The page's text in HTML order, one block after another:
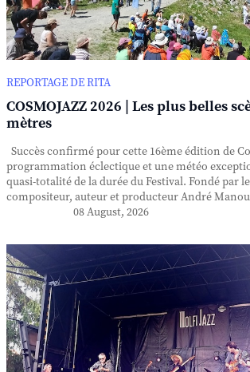
REPORTAGE DE RITA
COSMOJAZZ 2026 | Les plus belles
mètres
Succès confirmé pour cette 16ème édition de
programmation éclectique et une météo
quasi-totalité de la durée du Festival. Fondé par
compositeur, auteur et producteur André
08 August, 2026